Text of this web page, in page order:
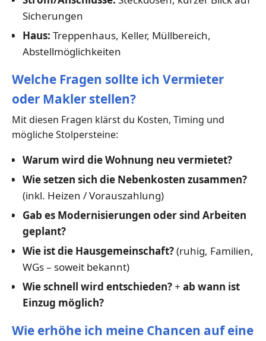
Sicherungen
Haus: Treppenhaus, Keller, Müllbereich,
Abstellmöglichkeiten
Welche Fragen sollte ich Vermieter
oder Makler stellen?
Mit diesen Fragen klärst du Kosten, Timing und
mögliche Stolpersteine:
Warum wird die Wohnung neu vermietet?
Wie setzen sich die Nebenkosten zusammen?
(inkl. Heizen / Vorauszahlung)
Gab es Modernisierungen oder sind Arbeiten
geplant?
Wie ist die Hausgemeinschaft?(ruhig, Familien,
WGs – soweit bekannt)
Wie schnell wird entschieden?+ ab wann ist
Einzug möglich?
Wie erhöhe ich meine Chancen auf eine